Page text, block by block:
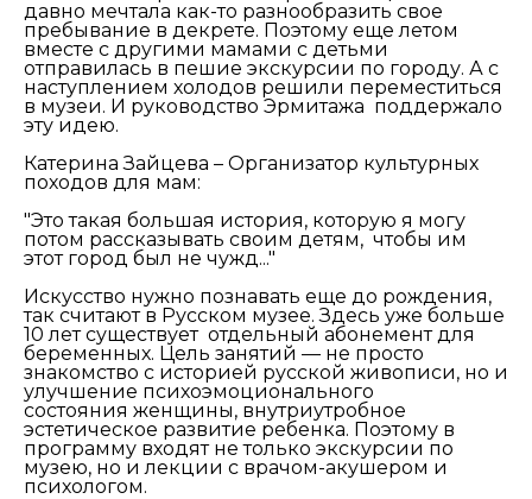
давно мечтала как-то разнообразить свое
пребывание в декрете. Поэтому еще летом
вместе с другими мамами с детьми
отправилась в пешие экскурсии по городу. А с
наступлением холодов решили переместиться
в музеи. И руководство Эрмитажа поддержало
эту идею.
Катерина Зайцева – Организатор культурных
походов для мам:
"Это такая большая история, которую я могу
потом рассказывать своим детям, чтобы им
этот город был не чужд..."
Искусство нужно познавать еще до рождения,
так считают в Русском музее. Здесь уже больше
10 лет существует отдельный абонемент для
беременных. Цель занятий — не просто
знакомство с историей русской живописи, но и
улучшение психоэмоционального
состояния женщины, внутриутробное
эстетическое развитие ребенка. Поэтому в
программу входят не только экскурсии по
музею, но и лекции с врачом-акушером и
психологом.